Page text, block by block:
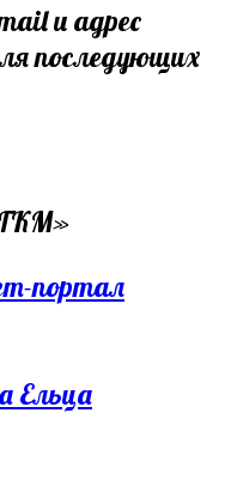
и адрес
последующих